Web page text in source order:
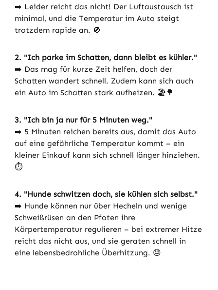
➡️ Leider reicht das nicht! Der Luftaustausch ist
minimal, und die Temperatur im Auto steigt
trotzdem rapide an. 🚫
2. "Ich parke im Schatten, dann bleibt es kühler."
➡️ Das mag für kurze Zeit helfen, doch der
Schatten wandert schnell. Zudem kann sich auch
ein Auto im Schatten stark aufheizen. 🏖️🌳
3. "Ich bin ja nur für 5 Minuten weg."
➡️ 5 Minuten reichen bereits aus, damit das Auto
auf eine gefährliche Temperatur kommt – ein
kleiner Einkauf kann sich schnell länger hinziehen.
⏱️
4. "Hunde schwitzen doch, sie kühlen sich selbst."
➡️ Hunde können nur über Hecheln und wenige
Schweißrüsen an den Pfoten ihre
Körpertemperatur regulieren – bei extremer Hitze
reicht das nicht aus, und sie geraten schnell in
eine lebensbedrohliche Überhitzung. 😓